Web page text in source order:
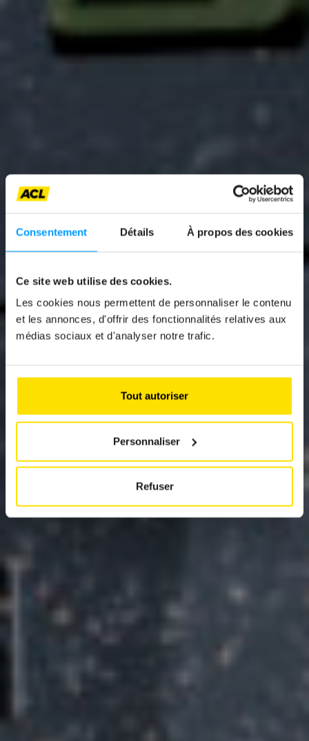
Consentement Détails À propos des cookies
Ce site web utilise des cookies.
Les cookies nous permettent de personnaliser le contenu
et les annonces, d'offrir des fonctionnalités relatives aux
médias sociaux et d'analyser notre trafic.
Tout autoriser
Personnaliser
Refuser
News
THE CLRV: MUCH
VEHICLE